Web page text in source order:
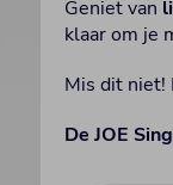
Geniet van
klaar om je
Mis dit niet!
De JOE